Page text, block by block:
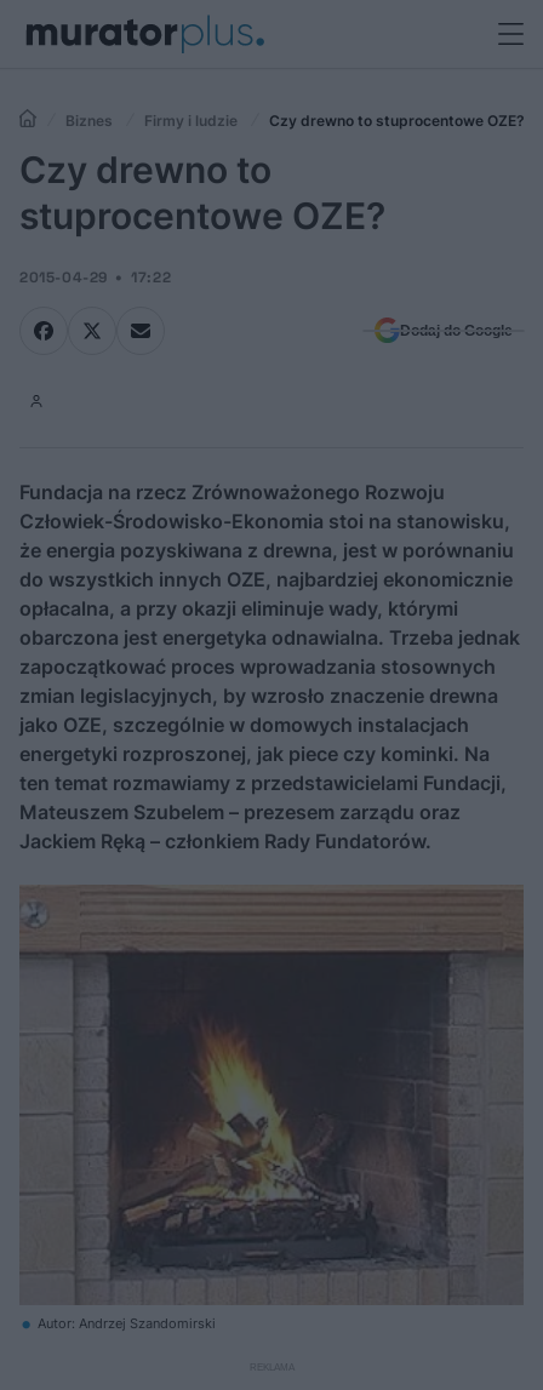
Biznes Firmy i ludzie Czy drewno to stuprocentowe OZE?
Czy drewno to
stuprocentowe OZE?
2015-04-29 17:22
Dodaj do Google
Fundacja na rzecz Zrównoważonego Rozwoju
Człowiek-Środowisko-Ekonomia stoi na stanowisku,
że energia pozyskiwana z drewna, jest w porównaniu
do wszystkich innych OZE, najbardziej ekonomicznie
opłacalna, a przy okazji eliminuje wady, którymi
obarczona jest energetyka odnawialna. Trzeba jednak
zapoczątkować proces wprowadzania stosownych
zmian legislacyjnych, by wzrosło znaczenie drewna
jako OZE, szczególnie w domowych instalacjach
energetyki rozproszonej, jak piece czy kominki. Na
ten temat rozmawiamy z przedstawicielami Fundacji,
Mateuszem Szubelem – prezesem zarządu oraz
Jackiem Ręką – członkiem Rady Fundatorów.
Autor: Andrzej Szandomirski